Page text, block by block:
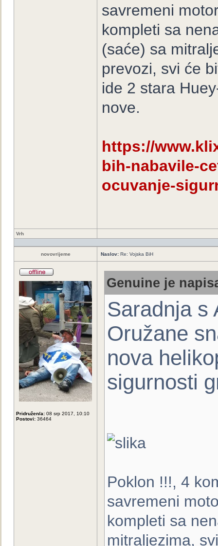
savremeni
kompleti sa
(saće) sa
prevozi, svi će
ide 2 stara
nove.
https://
bih-nabavile-
ocuvanje-
Vrh
novovrijeme Naslov: Re: Vojska BiH
Pridružen/a: 08 srp 2017, 10:10
Postovi: 36464
Genuine je
Saradnja s
Oružane
nova
sigurnosti
Poklon !!!, 4
savremeni
kompleti sa
mitraljezima,